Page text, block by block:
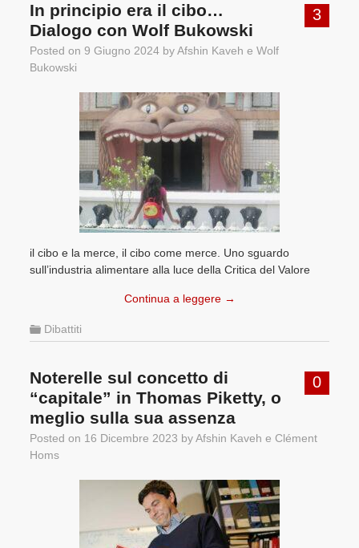
3
In principio era il cibo…
Dialogo con Wolf Bukowski
Posted on 9 Giugno 2024 by Afshin Kaveh eWolf
Bukowski
il cibo e la merce, il cibo come merce. Uno sguardo
sull’industria alimentare alla luce della Critica del Valore
Continua a leggere →
Dibattiti
0
Noterelle sul concetto di
“capitale” in Thomas Piketty, o
meglio sulla sua assenza
Posted on 16 Dicembre 2023 by Afshin Kaveh eClément
Homs